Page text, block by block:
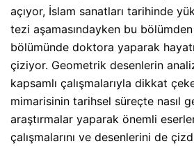
açıyor, İslam sanatları tarihinde
tezi aşamasındayken bu
bölümünde doktora yaparak
çiziyor. Geometrik desenlerin
kapsamlı çalışmalarıyla dikkat
mimarisinin tarihsel süreçte nasıl
araştırmalar yaparak önemli
çalışmalarını ve desenlerini de